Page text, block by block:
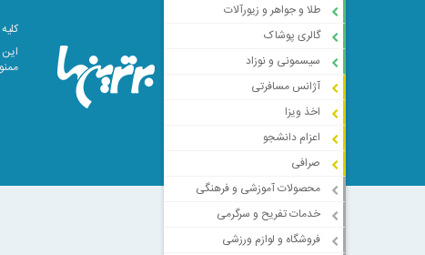
طلا و جواهر و زیورآلات
گالری پوشاک
سیسمونی و نوزاد
آژانس مسافرتی
اخذ ویزا
اعزام دانشجو
صرافی
محصولات آموزشی و فرهنگی
خدمات تفریح و سرگرمی
فروشگاه و لوازم ورزشی